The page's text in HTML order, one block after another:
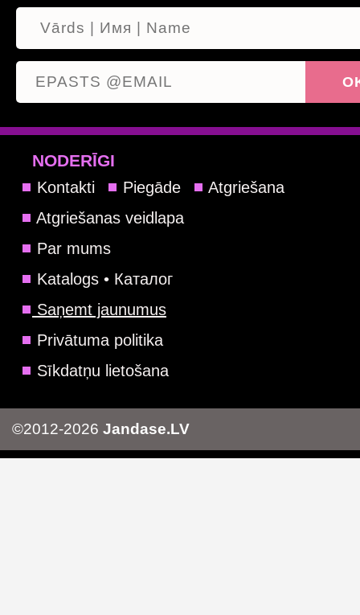
NODERĪGI
Kontakti Piegāde
Atgriešana
Atgriešanas veidlapa
Par mums
Katalogs • Каталог
Saņemt jaunumus
Privātuma politika
Sīkdatņu lietošana
©2012-2026 Jandase.LV